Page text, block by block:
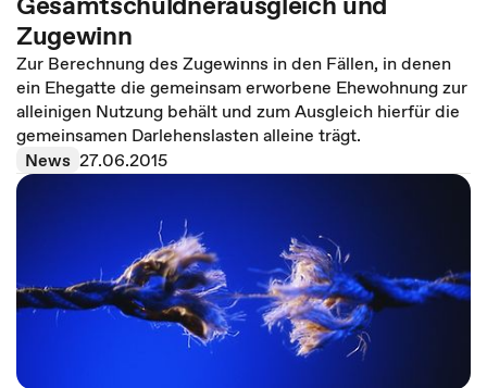
Zugewinn
Zur Berechnung des Zugewinns in den Fällen, in denen
ein Ehegatte die gemeinsam erworbene Ehewohnung zur
alleinigen Nutzung behält und zum Ausgleich hierfür die
gemeinsamen Darlehenslasten alleine trägt.
News 27.06.2015